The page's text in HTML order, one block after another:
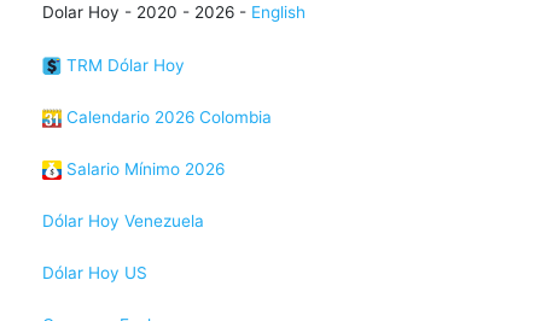
Dolar Hoy - 2020 - 2026 - English
TRM Dólar Hoy
Calendario 2026 Colombia
Salario Mínimo 2026
Dólar Hoy Venezuela
Dólar Hoy US